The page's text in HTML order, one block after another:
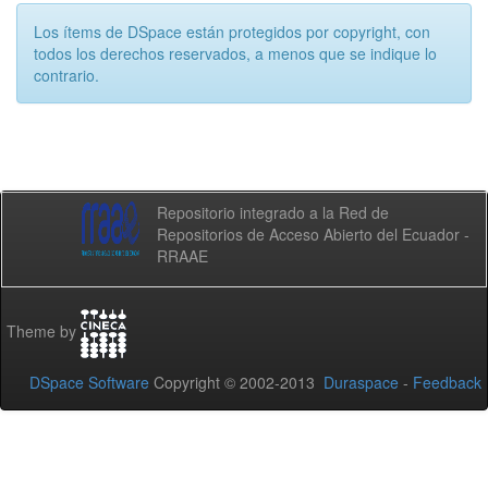
Los ítems de DSpace están protegidos por copyright, con
todos los derechos reservados, a menos que se indique lo
contrario.
Repositorio integrado a la Red de
Repositorios de Acceso Abierto del Ecuador -
RRAAE
Theme by
DSpace Software Copyright © 2002-2013 Duraspace - Feedback